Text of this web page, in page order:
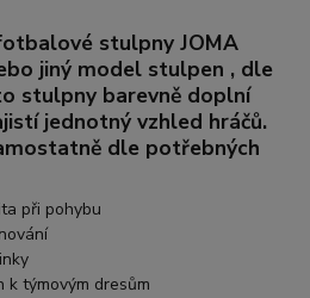
stulpnyJOMA
jiný model stulpen , dle
stulpny barevně doplní
jednotný vzhled hráčů.
dle potřebných
při pohybu
týmovým dresům